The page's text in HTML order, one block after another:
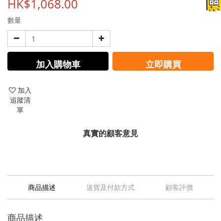
HK$1,068.00
數量
加入購物車 立即購買
加入
追蹤清
單
真實的顧客意見
商品描述 送貨及付款方式 顧客評價
商品描述